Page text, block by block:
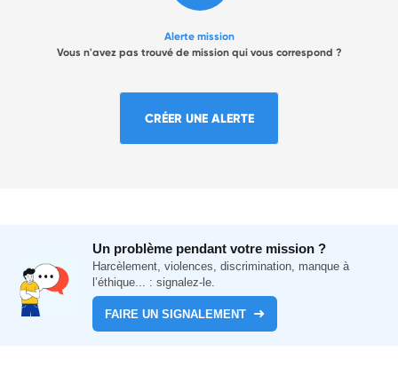
Alerte mission
Vous n'avez pas trouvé de mission qui vous correspond ?
CRÉER UNE ALERTE
Un problème pendant votre mission ?
Harcèlement, violences, discrimination, manque à
l’éthique... : signalez-le.
FAIRE UN SIGNALEMENT